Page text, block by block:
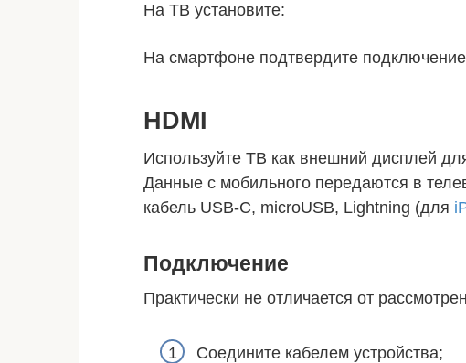
На ТВ установите:
На смартфоне подтвердите
HDMI
Используйте ТВ как внешний дисплей
Данные с мобильного передаются в
кабель USB-C, microUSB, Lightning (для
Подключение
Практически не отличается от
Соедините кабелем устройства;